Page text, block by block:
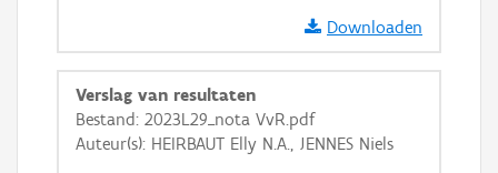
Ortho
GRB-Basiskaart
GRB-Basiskaart in grijswaarden
Downloaden
Verslag van resultaten
Bestand: 2023L29_nota VvR.pdf
Auteur(s): HEIRBAUT Elly N.A., JENNES Niels